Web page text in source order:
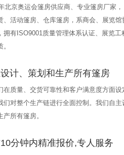
北京奥运会篷房供应商、专业篷房厂家，
、活动篷房、仓库篷房，系商会、展览馆
拥有ISO9001质量管理体系认证、展览工
计、策划和生产所有篷房
在质量、交货可靠性和客户满意度方面设
们对整个生产链进行全面控制。我们自主
所有篷房。
分钟内精准报价,专人服务